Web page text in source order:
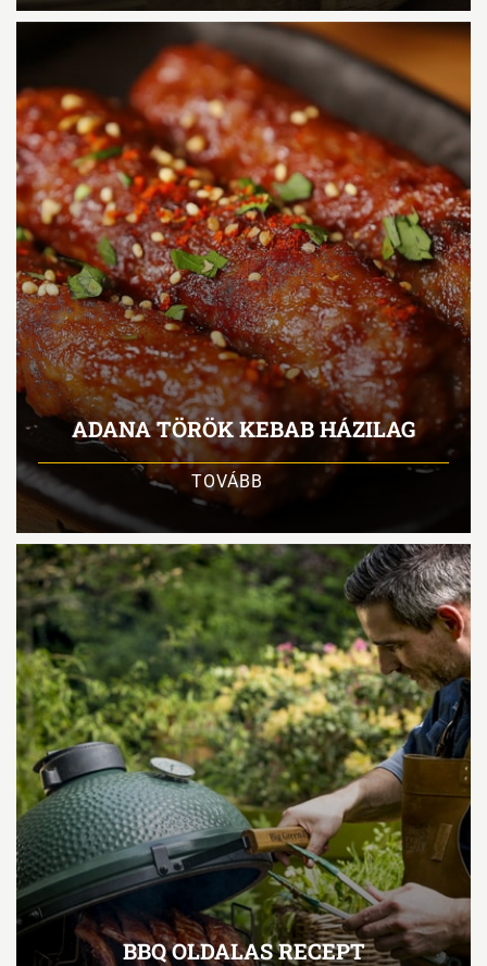
ADANA TÖRÖK KEBAB HÁZILAG
TOVÁBB
BBQ OLDALAS RECEPT